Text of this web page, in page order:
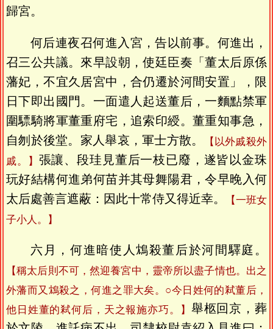
歸宮。
何后連夜召何進入宮，告以前事。何進出，
召三公共議。來早設朝，使廷臣奏「董太后原係
藩妃，不宜久居宮中，合仍遷於河間安置」，限
日下即出國門。一面遣人起送董后，一麵點禁軍
圍驃騎將軍董重府宅，追索印綬。董重知事急，
自刎於後堂。家人舉哀，軍士方散。
【以外戚殺外
戚。】 張讓、段珪見董后一枝已廢，遂皆以金珠
玩好結構何進弟何苗并其母舞陽君，令早晚入何
太后處善言遮蔽：因此十常侍又得近幸。
【一班女
子小人。】
六月，何進暗使人鴆殺董后於河間驛庭。
【稱太后則不可，然迎養宮中，靈帝所以盡子情也。出之
外藩而又鴆殺之，何進之罪大矣。○今日姓何的弒董后，
他日姓董的弒何后，天之報施亦巧。】 舉柩回京，葬